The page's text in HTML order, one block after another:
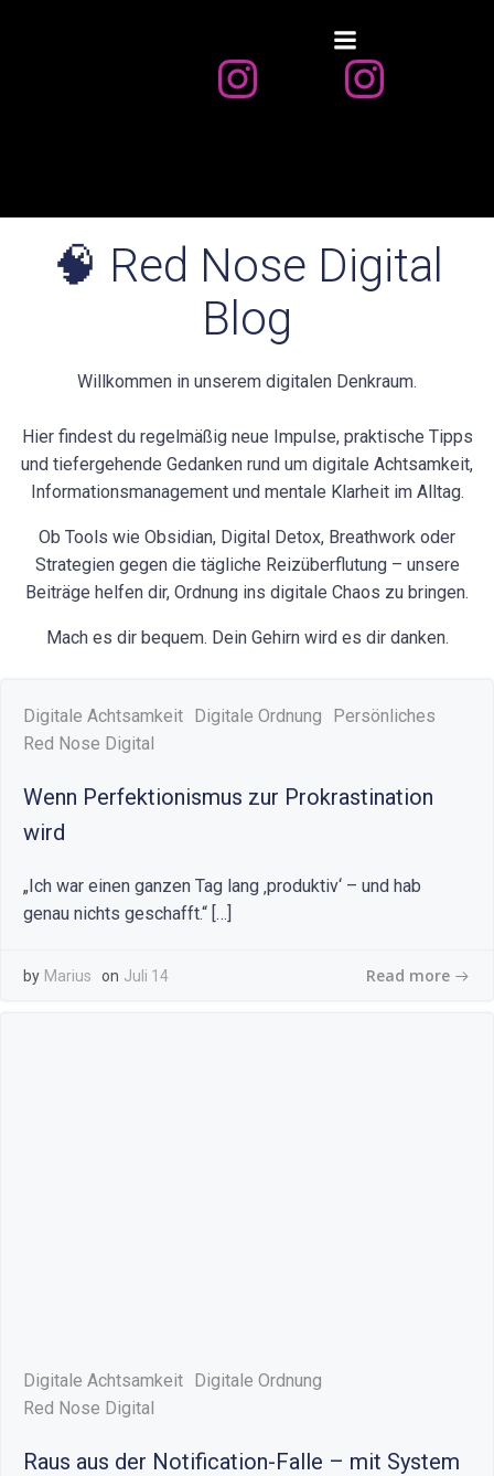
springen
🧠 Red Nose Digital
Blog
Willkommen in unserem digitalen Denkraum.
Hier findest du regelmäßig neue Impulse, praktische Tipps
und tiefergehende Gedanken rund um digitale Achtsamkeit,
Informationsmanagement und mentale Klarheit im Alltag.
Ob Tools wie Obsidian, Digital Detox, Breathwork oder
Strategien gegen die tägliche Reizüberflutung – unsere
Beiträge helfen dir, Ordnung ins digitale Chaos zu bringen.
Mach es dir bequem. Dein Gehirn wird es dir danken.
Digitale Achtsamkeit Digitale Ordnung
Persönliches
Red Nose Digital
Wenn Perfektionismus zur Prokrastination
wird
„Ich war einen ganzen Tag lang ‚produktiv‘ – und hab
genau nichts geschafft.“ […]
by Marius on Juli 14 Read more
Digitale Achtsamkeit Digitale Ordnung
Red Nose Digital
Raus aus der Notification-Falle – mit System